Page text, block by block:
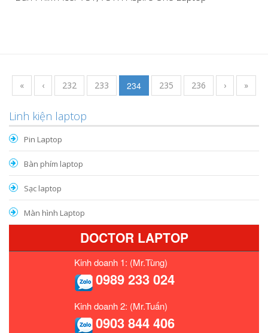
« ‹ 232 233 234 235 236 › »
Linh kiện laptop
Pin Laptop
Bàn phím laptop
Sạc laptop
Màn hình Laptop
DOCTOR LAPTOP
Kinh doanh 1: (Mr.Tùng)
0989 233 024
Kinh doanh 2: (Mr.Tuấn)
0903 844 406